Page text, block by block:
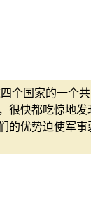
个国家的一个共
很快都吃惊地
的优势迫使军